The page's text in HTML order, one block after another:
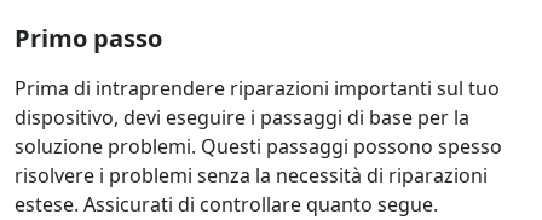
Primo passo
Prima di intraprendere riparazioni importanti sul tuo
dispositivo, devi eseguire i passaggi di base per la
soluzione problemi. Questi passaggi possono spesso
risolvere i problemi senza la necessità di riparazioni
estese. Assicurati di controllare quanto segue.